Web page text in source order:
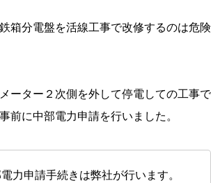
箱分電盤を活線工事で改修するのは危険
ーター２次側を外して停電しての工事で
前に中部電力申請を行いました。
力申請手続きは弊社が行います。